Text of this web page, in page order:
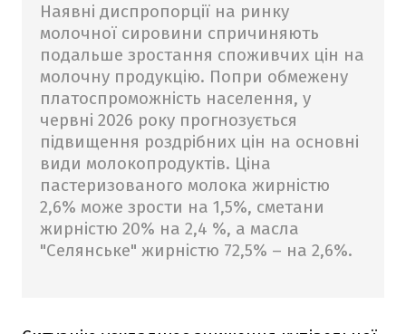
Наявні диспропорції на ринку
молочної сировини спричиняють
подальше зростання споживчих цін на
молочну продукцію. Попри обмежену
платоспроможність населення, у
червні 2026 року прогнозується
підвищення роздрібних цін на основні
види молокопродуктів. Ціна
пастеризованого молока жирністю
2,6% може зрости на 1,5%, сметани
жирністю 20% на 2,4 %, а масла
"Селянське" жирністю 72,5% – на 2,6%.